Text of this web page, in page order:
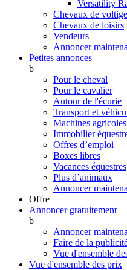
Versatility
Chevaux de voltige
Chevaux de loisirs
Vendeurs
Annoncer
Petites annonces
b
Pour le cheval
Pour le cavalier
Autour de l'écurie
Transport et
Machines agricoles
Immobilier
Offres d’emploi
Boxes libres
Vacances équestres
Plus d’animaux
Annoncer
Offre
Annoncer gratuitement
b
Annoncer
Faire de la
Vue d'ensemble
Vue d'ensemble des prix